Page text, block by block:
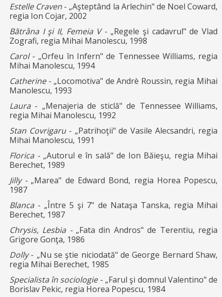
Estelle Craven - „Aşteptând la Arlechin" de Noel Coward,
regia Ion Cojar, 2002
Bătrâna I şi II, Femeia V - „Regele şi cadavrul" de Vlad
Zografi, regia Mihai Manolescu, 1998
Carol - „Orfeu în Infern" de Tennessee Williams, regia
Mihai Manolescu, 1994
Catherine - „Locomotiva" de Andrè Roussin, regia Mihai
Manolescu, 1993
Laura - „Menajeria de sticlă" de Tennessee Williams,
regia Mihai Manolescu, 1992
Stan Covrigaru - „Patrihoţii" de Vasile Alecsandri, regia
Mihai Manolescu, 1991
Florica - „Autorul e în sală" de Ion Băieşu, regia Mihai
Berechet, 1989
Jilly - „Marea" de Edward Bond, regia Horea Popescu,
1987
Blanca - „Între 5 şi 7" de Nataşa Tanska, regia Mihai
Berechet, 1987
Chrysis, Lesbia - „Fata din Andros" de Terentiu, regia
Grigore Gonţa, 1986
Dolly- „Nu se ştie niciodată" de George Bernard Shaw,
regia Mihai Berechet, 1985
Specialista în sociologie - „Farul şi domnul Valentino" de
Borislav Pekic, regia Horea Popescu, 1984